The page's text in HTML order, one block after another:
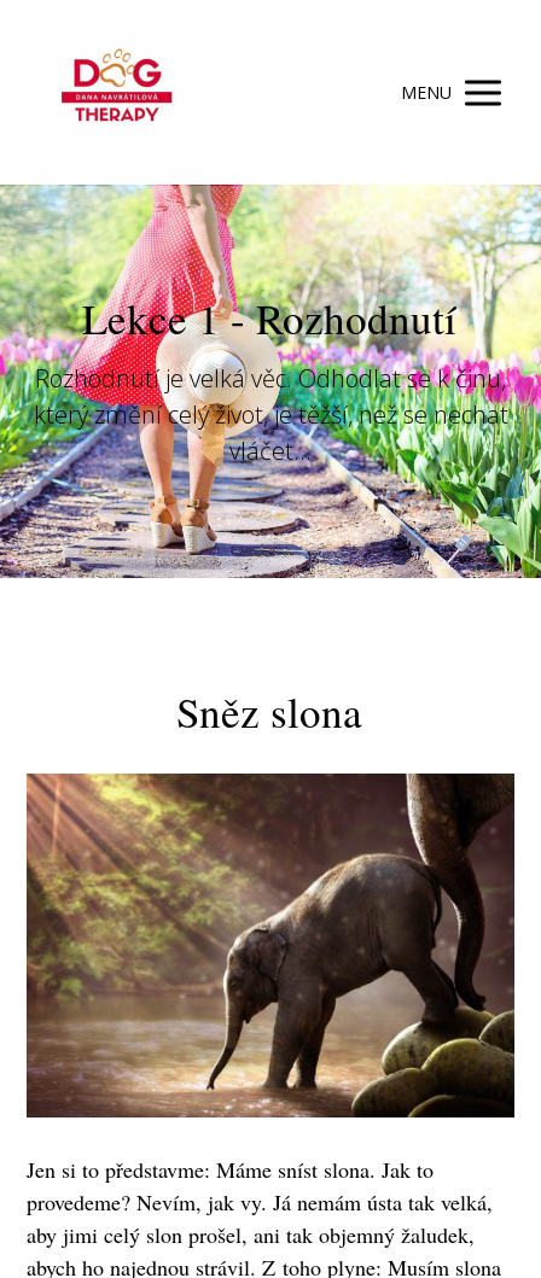
MENU
Lekce 1 - Rozhodnutí
Rozhodnutí je velká věc. Odhodlat se k činu,
který změní celý život, je těžší, než se nechat
vláčet...
Sněz slona
Jen si to představme: Máme sníst slona. Jak to
provedeme? Nevím, jak vy. Já nemám ústa tak velká,
aby jimi celý slon prošel, ani tak objemný žaludek,
abych ho najednou strávil. Z toho plyne: Musím slona